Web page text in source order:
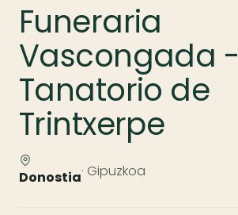
Funeraria
Vascongada -
Tanatorio de
Trintxerpe
Donostia· Gipuzkoa